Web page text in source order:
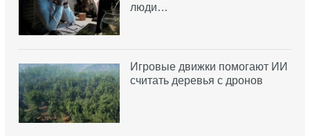
люди…
Игровые движки помогают ИИ
считать деревья с дронов